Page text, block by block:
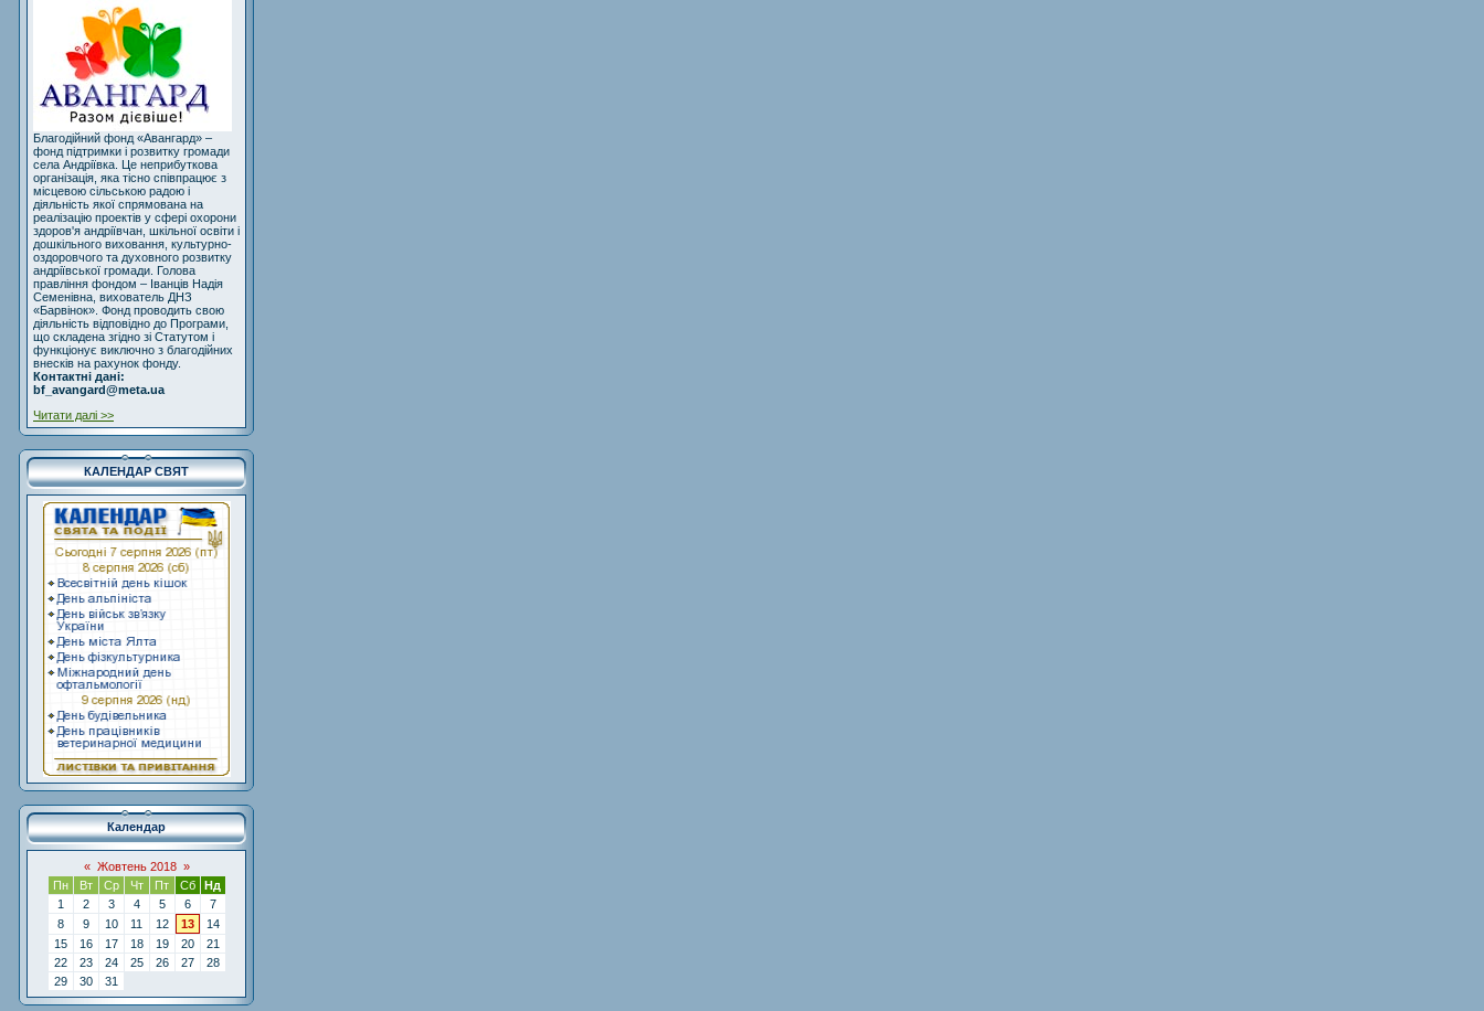
Благодійний фонд «Авангард» –
фонд підтримки і розвитку громади
села Андріївка. Це неприбуткова
організація, яка тісно співпрацює з
місцевою сільською радою і
діяльність якої спрямована на
реалізацію проектів у сфері охорони
здоров'я андріївчан, шкільної освіти і
дошкільного виховання, культурно-
оздоровчого та духовного розвитку
андріївської громади. Голова
правління фондом – Іванців Надія
Семенівна, вихователь ДНЗ
«Барвінок». Фонд проводить свою
діяльність відповідно до Програми,
що складена згідно зі Статутом і
функціонує виключно з благодійних
внесків на рахунок фонду.
Контактні дані:
bf_avangard@meta.ua
Читати далі >>
КАЛЕНДАР СВЯТ
Календар
« Жовтень 2018 »
Пн
Вт Ср Чт Пт Сб
Нд
1
2 3 4 5 6
7
8
9 10 11 12 13
14
15
16 17 18 19 20
21
22
23 24 25 26 27
28
29
30 31